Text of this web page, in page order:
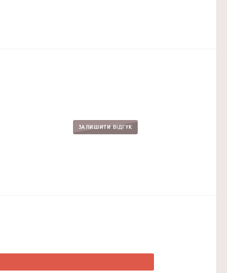
ЗАЛИШИТИ ВІДГУК